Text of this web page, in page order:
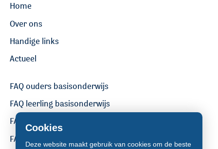
Cookies
Deze website maakt gebruik van cookies om de beste
Home
Over ons
Handige links
Actueel
FAQ ouders basisonderwijs
FAQ leerling basisonderwijs
FAQ ouders voortgezet onderwijs
FAQ leerling voortgezet onderwijs